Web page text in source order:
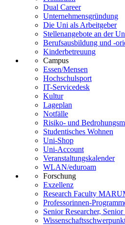
Dual Career
Unternehmensgründung
Die Uni als Arbeitgeber
Stellenangebote an der
Berufsausbildung und -
Kinderbetreuung
Campus
Essen/Mensen
Hochschulsport
IT-Servicedesk
Kultur
Lageplan
Notfälle
Risiko- und
Studentisches Wohnen
Uni-Shop
Uni-Account
Veranstaltungskalender
WLAN/eduroam
Forschung
Exzellenz
Research Faculty
Professorinnen-
Senior Researcher,